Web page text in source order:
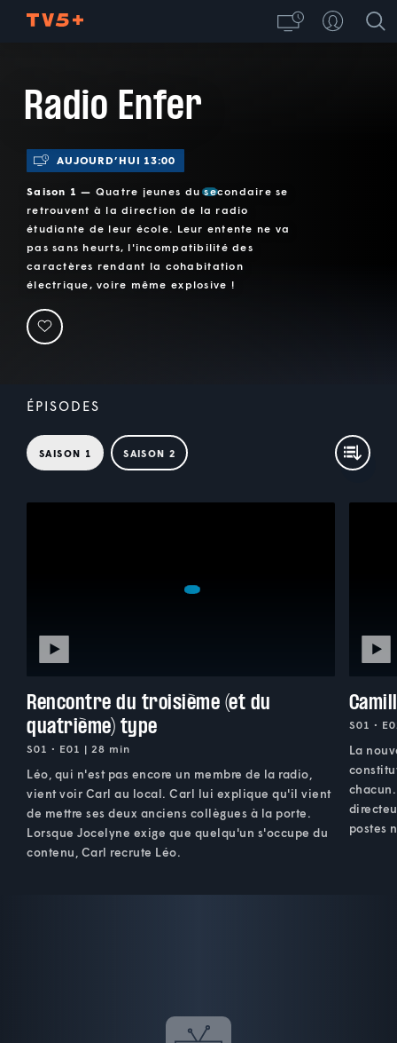
Radio Enfer
AUJOURD’HUI 13:00
Saison 1 — Quatre jeunes du secondaire se
retrouvent à la direction de la radio
étudiante de leur école. Leur entente ne va
pas sans heurts, l'incompatibilité des
caractères rendant la cohabitation
électrique, voire même explosive !
ÉPISODES
SAISON 1 SAISON 2
Rencontre du troisième (et du
quatrième) type
S01 • E01 | 28 min
Léo, qui n'est pas encore un membre de la radio,
vient voir Carl au local. Carl lui explique qu'il vient
de mettre ses deux anciens collègues à la porte.
Lorsque Jocelyne exige que quelqu'un s'occupe du
contenu, Carl recrute Léo.
S01 •
La
postes